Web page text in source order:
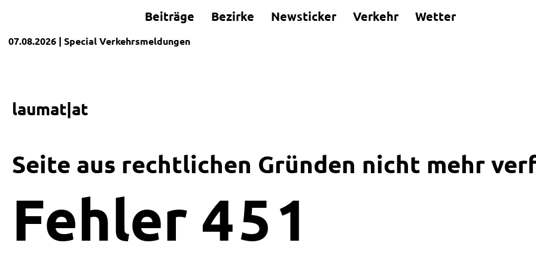
Beiträge Bezirke Newsticker Verkehr Wetter
07.08.2026 | SpecialVerkehrsmeldungen
laumat|at
Seite aus rechtlichen Gründen nicht mehr
Fehler 4 5 1